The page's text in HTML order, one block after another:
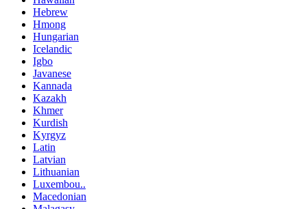
Hebrew
Hmong
Hungarian
Icelandic
Igbo
Javanese
Kannada
Kazakh
Khmer
Kurdish
Kyrgyz
Latin
Latvian
Lithuanian
Luxembou..
Macedonian